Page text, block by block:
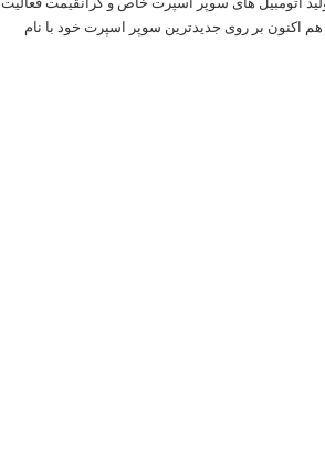
بر روی جدیدترین سوپر اسپرت خود با نام